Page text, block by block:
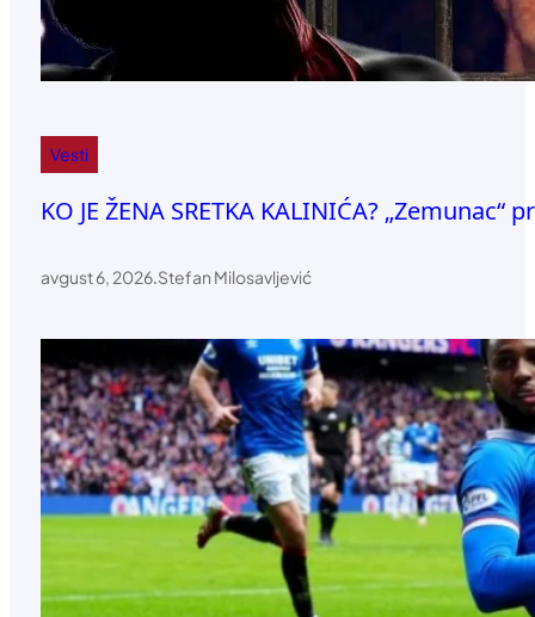
Vesti
KO JE ŽENA SRETKA KALINIĆA?
avgust 6, 2026.Stefan Milosavljević